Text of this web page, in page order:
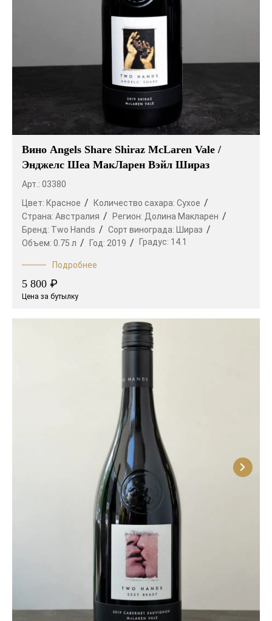
Вино Angels Share Shiraz McLaren Vale /
Энджелс Шеа МакЛарен Вэйл Шираз
Арт.: 03380
Цвет: Красное Количество сахара: Сухое
Страна: Австралия Регион: Долина Макларен
Бренд: Two Hands Сорт винограда: Шираз
Объем: 0.75 л Год: 2019 Градус: 14.1
Подробнее
5 800 ₽
Цена за бутылку